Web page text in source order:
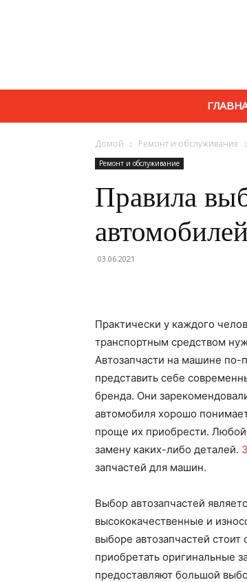
Домой Ремонт и обслуживание
Ремонт и обслуживание
Правила
03.06.2021
Практически у каждого
транспортным средством
Автозапчасти на машине
представить себе
бренда. Они
автомобиля хорошо
проще их приобрести. Любой
замену каких-либо деталей.
запчастей для машин.
Выбор автозапчастей
высококачественные и
выборе автозапчастей
приобретать оригинальные
предоставляют большой